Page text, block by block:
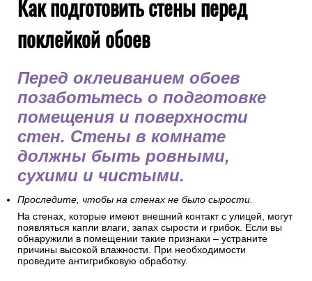
Как подготовить стены перед
поклейкой обоев
Перед оклеиванием обоев
позаботьтесь о подготовке
помещения и поверхности
стен. Стены в комнате
должны быть ровными,
сухими и чистыми.
Проследите, чтобы на стенах не было сырости.
На стенах, которые имеют внешний контакт с улицей, могут
появляться капли влаги, запах сырости и грибок. Если вы
обнаружили в помещении такие признаки – устраните
причины высокой влажности. При необходимости
проведите антигрибковую обработку.